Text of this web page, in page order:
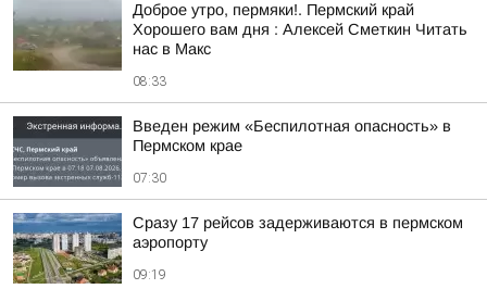
Доброе утро, пермяки!. Пермский край
Хорошего вам дня : Алексей Сметкин Читать
нас в Макс
08:33
Введен режим «Беспилотная опасность» в
Пермском крае
07:30
Сразу 17 рейсов задерживаются в пермском
аэропорту
09:19